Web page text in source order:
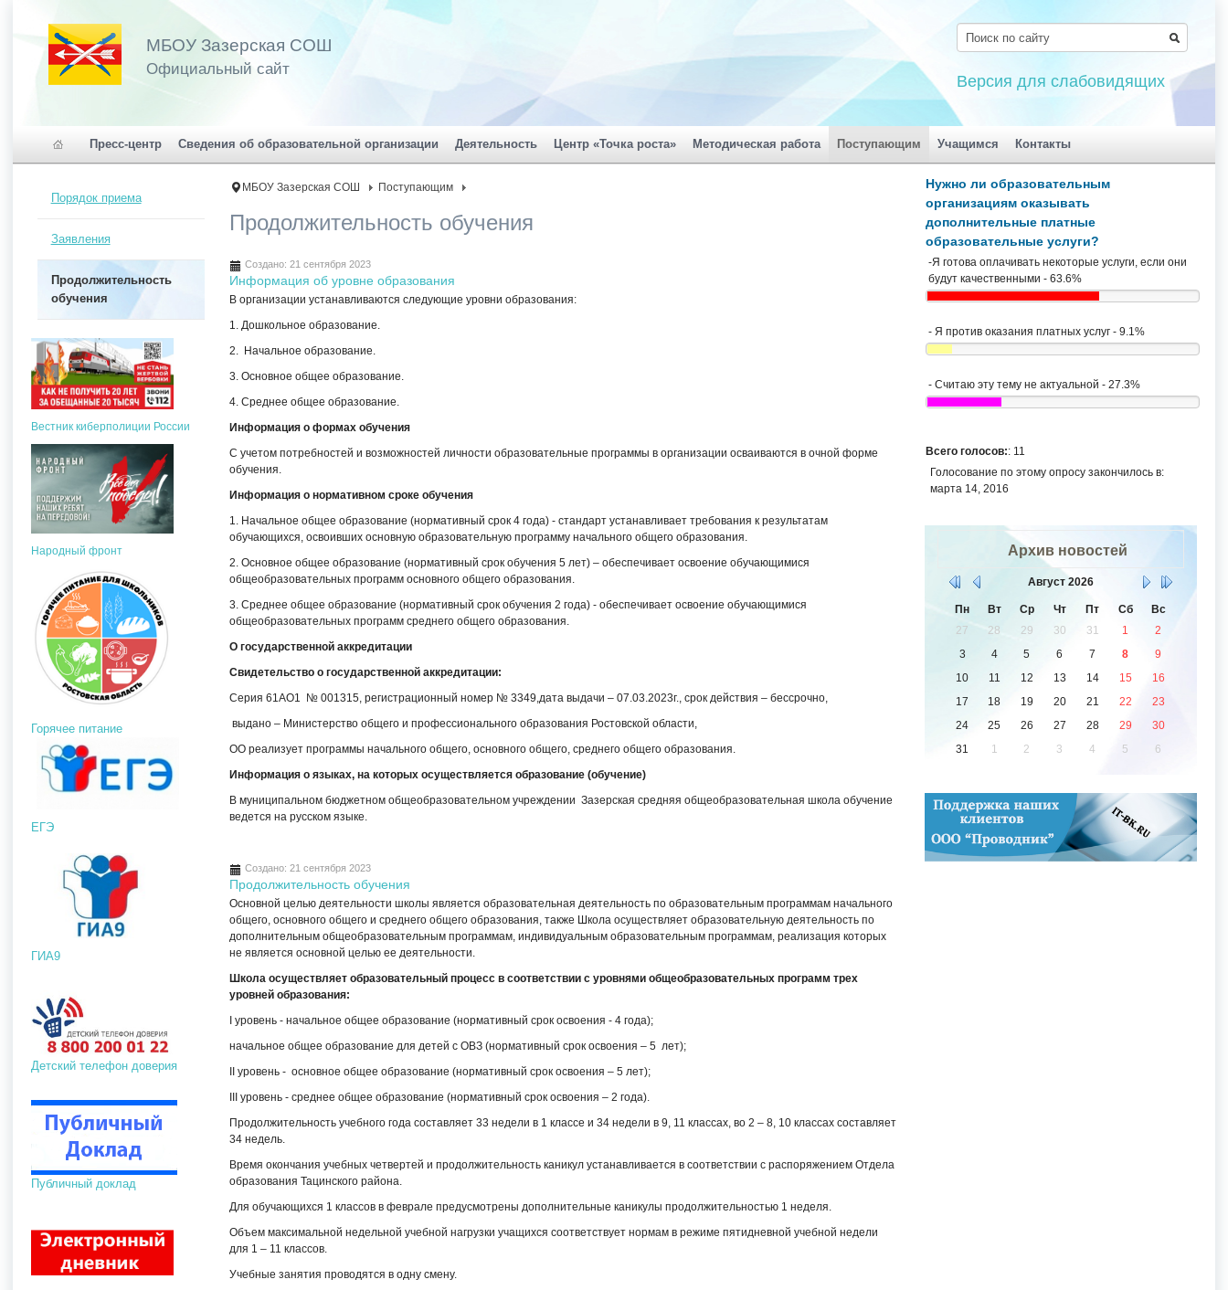
МБОУ Зазерская СОШ
Официальный сайт
Версия для слабовидящих
Пресс-центр Сведения об образовательной организации Деятельность Центр «Точка роста» Методическая работа Поступающим Учащимся Контакты
МБОУ Зазерская СОШ Поступающим
Продолжительность обучения
Создано: 21 сентября 2023
Информация об уровне образования
В организации устанавливаются следующие уровни образования:
1. Дошкольное образование.
2. Начальное образование.
3. Основное общее образование.
4. Среднее общее образование.
Информация о формах обучения
С учетом потребностей и возможностей личности образовательные программы в организации осваиваются в очной форме
обучения.
Информация о нормативном сроке обучения
1. Начальное общее образование (нормативный срок 4 года) - стандарт устанавливает требования к результатам
обучающихся, освоивших основную образовательную программу начального общего образования.
2. Основное общее образование (нормативный срок обучения 5 лет) – обеспечивает освоение обучающимися
общеобразовательных программ основного общего образования.
3. Среднее общее образование (нормативный срок обучения 2 года) - обеспечивает освоение обучающимися
общеобразовательных программ среднего общего образования.
О государственной аккредитации
Свидетельство о государственной аккредитации:
Серия 61АО1 № 001315, регистрационный номер № 3349,дата выдачи – 07.03.2023г., срок действия – бессрочно,
выдано – Министерство общего и профессионального образования Ростовской области,
ОО реализует программы начального общего, основного общего, среднего общего образования.
Информация о языках, на которых осуществляется образование (обучение)
В муниципальном бюджетном общеобразовательном учреждении Зазерская средняя общеобразовательная школа обучение
ведется на русском языке.
Создано: 21 сентября 2023
Продолжительность обучения
Основной целью деятельности школы является образовательная деятельность по образовательным программам начального
общего, основного общего и среднего общего образования, также Школа осуществляет образовательную деятельность по
дополнительным общеобразовательным программам, индивидуальным образовательным программам, реализация которых
не является основной целью ее деятельности.
Школа осуществляет образовательный процесс в соответствии с уровнями общеобразовательных программ трех
уровней образования:
I уровень - начальное общее образование (нормативный срок освоения - 4 года);
начальное общее образование для детей с ОВЗ (нормативный срок освоения – 5 лет);
II уровень - основное общее образование (нормативный срок освоения – 5 лет);
III уровень - среднее общее образование (нормативный срок освоения – 2 года).
Продолжительность учебного года составляет 33 недели в 1 классе и 34 недели в 9, 11 классах, во 2 – 8, 10 классах составляет
34 недель.
Время окончания учебных четвертей и продолжительность каникул устанавливается в соответствии с распоряжением Отдела
образования Тацинского района.
Для обучающихся 1 классов в феврале предусмотрены дополнительные каникулы продолжительностью 1 неделя.
Объем максимальной недельной учебной нагрузки учащихся соответствует нормам в режиме пятидневной учебной недели
для 1 – 11 классов.
Учебные занятия проводятся в одну смену.
Порядок приема
Заявления
Продолжительность
обучения
Вестник киберполиции России
Народный фронт
Горячее питание
ЕГЭ
ГИА9
Детский телефон доверия
Публичный доклад
Нужно ли образовательным
организациям оказывать
дополнительные платные
образовательные услуги?
-Я готова оплачивать некоторые услуги, если они
будут качественными - 63.6%
- Я против оказания платных услуг - 9.1%
- Считаю эту тему не актуальной - 27.3%
Всего голосов:: 11
Голосование по этому опросу закончилось в:
марта 14, 2016
Архив новостей
Август 2026
Пн Вт Ср Чт Пт Сб
Вс
27
28 29 30 31 1
2
3
4 5 6 7 8
9
10
11 12 13 14 15
16
17
18 19 20 21 22
23
24
25 26 27 28 29
30
31
1 2 3 4 5 6